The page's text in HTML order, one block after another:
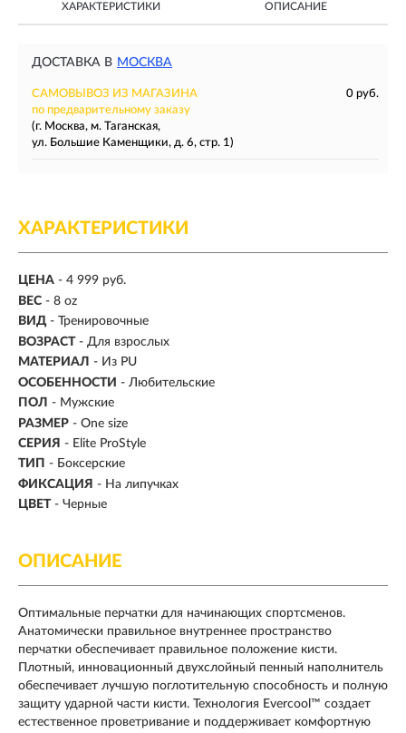
ХАРАКТЕРИСТИКИ ОПИСАНИЕ
ДОСТАВКА В МОСКВА
САМОВЫВОЗ ИЗ МАГАЗИНА
0 руб.
по предварительному заказу
(г. Москва, м. Таганская,
ул. Большие Каменщики, д. 6, стр. 1)
ХАРАКТЕРИСТИКИ
ЦЕНА - 4 999 руб.
ВЕС - 8 oz
ВИД - Тренировочные
ВОЗРАСТ - Для взрослых
МАТЕРИАЛ - Из PU
ОСОБЕННОСТИ - Любительские
ПОЛ - Мужские
РАЗМЕР - One size
СЕРИЯ - Elite ProStyle
ТИП - Боксерские
ФИКСАЦИЯ - На липучках
ЦВЕТ - Черные
ОПИСАНИЕ
Оптимальные перчатки для начинающих спортсменов.
Анатомически правильное внутреннее пространство
перчатки обеспечивает правильное положение кисти.
Плотный, инновационный двухслойный пенный наполнитель
обеспечивает лучшую поглотительную способность и полную
защиту ударной части кисти. Технология Evercool™ создает
естественное проветривание и поддерживает комфортную